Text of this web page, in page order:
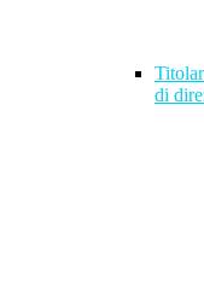
di